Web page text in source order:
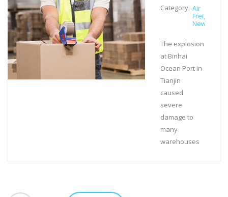
Category: Air
Freight
News
The explosion
at Binhai
Ocean Port in
Tianjin
caused
severe
damage to
many
warehouses